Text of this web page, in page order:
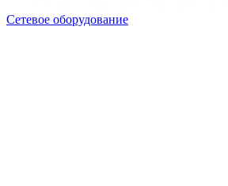
Сетевое оборудование